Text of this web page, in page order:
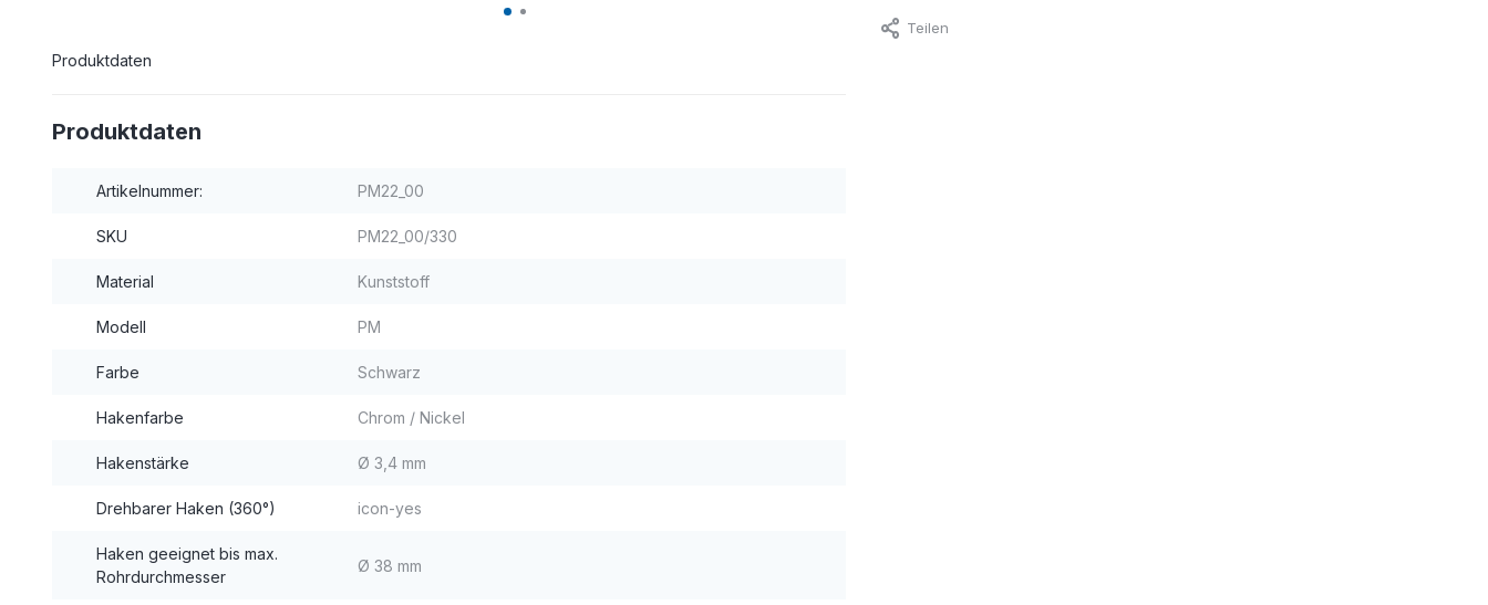
Produktdaten
Produktdaten
Artikelnummer: PM22_00
SKU PM22_00/330
Material Kunststoff
Modell PM
Farbe Schwarz
Hakenfarbe Chrom / Nickel
Hakenstärke Ø 3,4 mm
Drehbarer Haken (360°) icon-yes
Haken geeignet bis max.
Rohrdurchmesser
Ø 38 mm
Teilen